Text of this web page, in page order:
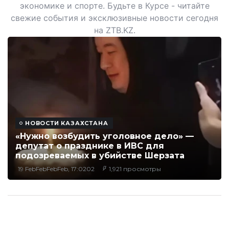
экономике и спорте. Будьте в Курсе - читайте
свежие события и эксклюзивные новости сегодня
на ZTB.KZ.
НОВОСТИ КАЗАХСТАНА
«Нужно возбудить уголовное дело» —
депутат о празднике в ИВС для
подозреваемых в убийстве Шерзата
19 FebFebFebFeb, 17:0202 1,921 просмотры